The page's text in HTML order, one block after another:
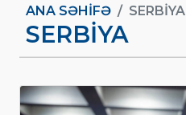
ANA SƏHIFƏ SERBIYA
SERBIYA